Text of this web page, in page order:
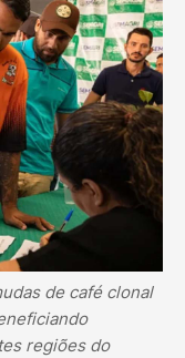
de café clonal
regiões do